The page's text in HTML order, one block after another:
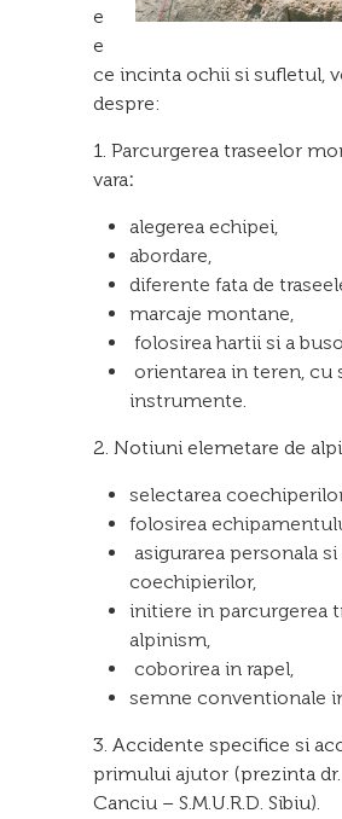
e
e
ce incinta ochii si sufletul,
despre:
1. Parcurgerea traseelor
vara:
alegerea echipei,
abordare,
diferente fata de
marcaje montane,
folosirea hartii si a
orientarea in teren, cu
instrumente.
2. Notiuni elemetare de
selectarea
folosirea
asigurarea personala si
coechipierilor,
initiere in parcurgerea
alpinism,
coborirea in rapel,
semne conventionale
3. Accidente specifice si
primului ajutor (prezinta
Canciu – S.M.U.R.D. Sibiu).